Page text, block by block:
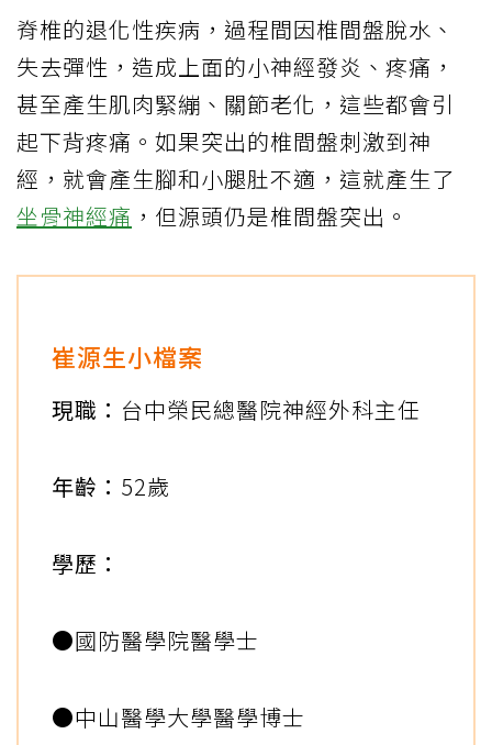
脊椎的退化性疾病，過程間因椎間盤脫水、
失去彈性，造成上面的小神經發炎、疼痛，
甚至產生肌肉緊繃、關節老化，這些都會引
起下背疼痛。如果突出的椎間盤刺激到神
經，就會產生腳和小腿肚不適，這就產生了
坐骨神經痛 ，但源頭仍是椎間盤突出。
崔源生小檔案
現職： 台中榮民總醫院神經外科主任
年齡： 52歲
學歷：
●國防醫學院醫學士
●中山醫學大學醫學博士